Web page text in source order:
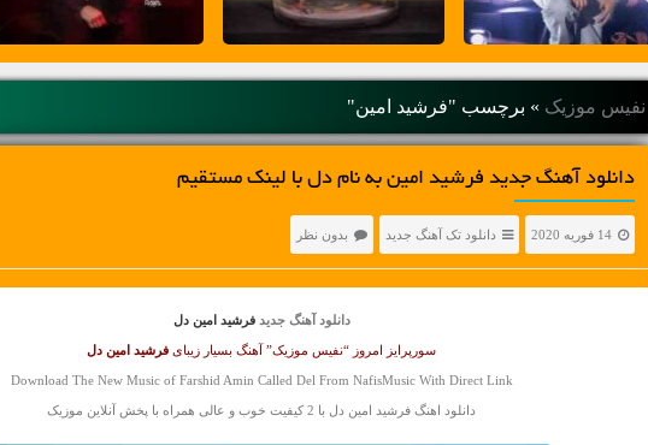
نفیس موزیک » برچسب "فرشید امین"
دانلود آهنگ جديد فرشید امین به نام دل با لینک مستقیم
14 فوریه 2020 دانلود تک آهنگ جدید بدون نظر
دانلود آهنگ جدید فرشید امین دل
سورپرایز امروز “نفیس موزیک” آهنگ بسیار زیبای فرشید امین دل
Download The New Music of Farshid Amin Called Del From NafisMusic With Direct Link
دانلود اهنگ فرشید امین دل با 2 کیفیت خوب و عالی همراه با پخش آنلاین موزیک